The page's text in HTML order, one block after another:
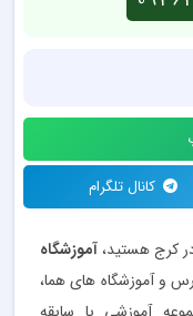
کانال تلگرام
در کرج هستید،آموزشگاه
و آموزشگاه های هما،